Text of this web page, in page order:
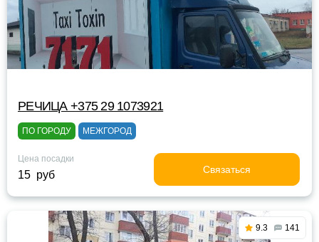
РЕЧИЦА +375 29 1073921
ПО ГОРОДУ МЕЖГОРОД
Цена посадки
15 руб Связаться
9.3 141